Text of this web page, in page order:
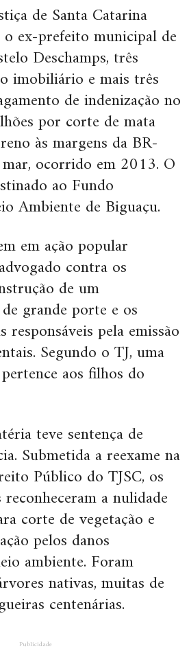
de Santa Catarina
o ex-prefeito municipal de
Deschamps, três
imobiliário e mais três
de indenização no
por corte de mata
às margens da BR-
ocorrido em 2013. O
ao Fundo
Ambiente de Biguaçu.
em ação popular
contra os
de um
grande porte e os
pela emissão
Segundo o TJ, uma
aos filhos do
teve sentença de
Submetida a reexame na
Público do TJSC, os
a nulidade
corte de vegetação e
pelos danos
ambiente. Foram
nativas, muitas de
centenárias.
Publicidade